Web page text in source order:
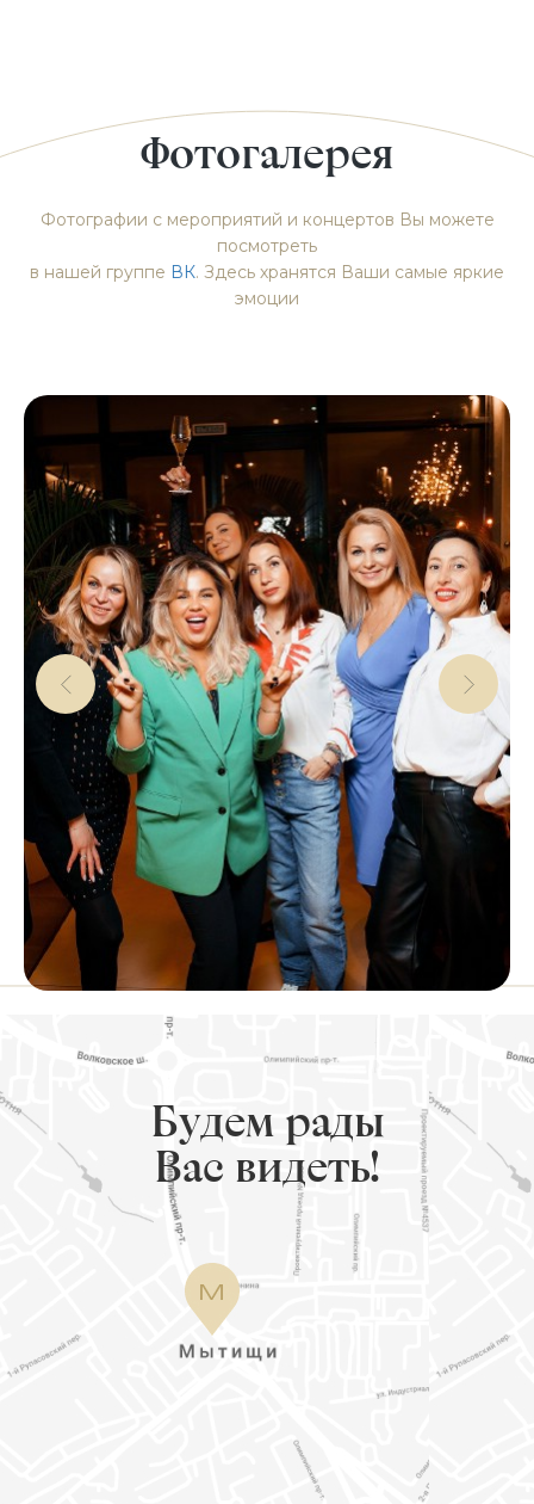
Фотогалерея
Фотографии с мероприятий и концертов Вы можете
посмотреть
в нашей группе ВК. Здесь хранятся Ваши самые яркие
эмоции
Будем рады
Вас видеть!